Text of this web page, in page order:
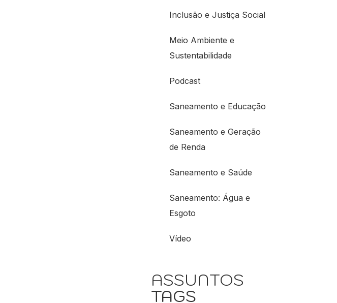
Inclusão e Justiça Social
Meio Ambiente e
Sustentabilidade
Podcast
Saneamento e Educação
Saneamento e Geração
de Renda
Saneamento e Saúde
Saneamento: Água e
Esgoto
Vídeo
ASSUNTOS
TAGS